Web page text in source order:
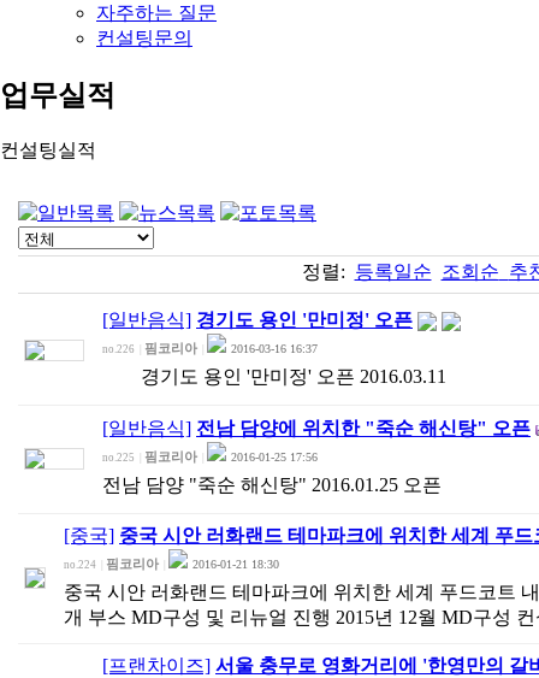
자주하는 질문
컨설팅문의
업무실적
컨설팅실적
정렬: 등록일순 조회순 추
[일반음식] 경기도 용인 '만미정' 오픈
no.226 핌코리아 2016-03-16 16:37
경기도 용인 '만미정' 오픈 2016.03.11
[일반음식] 전남 담양에 위치한 "죽순 해신탕" 오픈
no.225 핌코리아 2016-01-25 17:56
전남 담양 "죽순 해신탕" 2016.01.25 오픈
[중국] 중국 시안 러화랜드 테마파크에 위치한 세계 푸
no.224 핌코리아 2016-01-21 18:30
중국 시안 러화랜드 테마파크에 위치한 세계 푸드코트
개 부스 MD구성 및 리뉴얼 진행 2015년 12월 MD구성
[프랜차이즈] 서울 충무로 영화거리에 '한영만의 갈